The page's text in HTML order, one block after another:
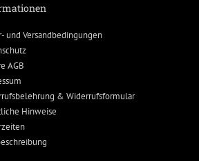
und Versandbedingungen
AGB
& Widerrufsformular
Hinweise